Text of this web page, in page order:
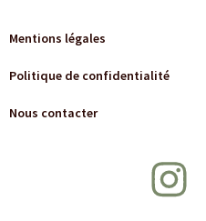
Mentions légales
Politique de confidentialité
Nous contacter